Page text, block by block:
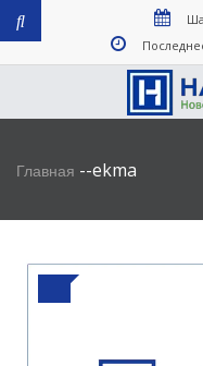
Главная --ekma